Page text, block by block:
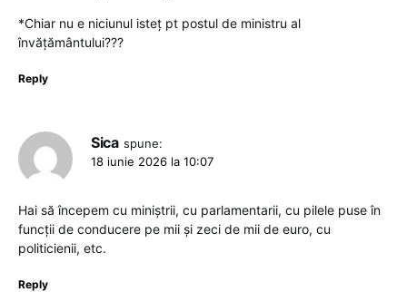
*Chiar nu e niciunul isteț pt postul de ministru al
învățământului???
Reply
Sica spune:
18 iunie 2026 la 10:07
Hai să începem cu miniștrii, cu parlamentarii, cu pilele puse în
funcții de conducere pe mii și zeci de mii de euro, cu
politicienii, etc.
Reply